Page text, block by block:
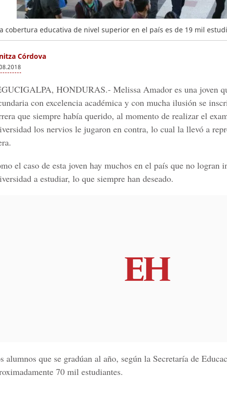
cobertura educativa de nivel superior en el país es de 19 mil
Córdova
HONDURAS.- Melissa Amador es una joven
con excelencia académica y con mucha ilusión se
que siempre había querido, al momento de realizar el
los nervios le jugaron en contra, lo cual la llevó a
el caso de esta joven hay muchos en el país que no logran
a estudiar, lo que siempre han deseado.
alumnos que se gradúan al año, según la Secretaría de
70 mil estudiantes.